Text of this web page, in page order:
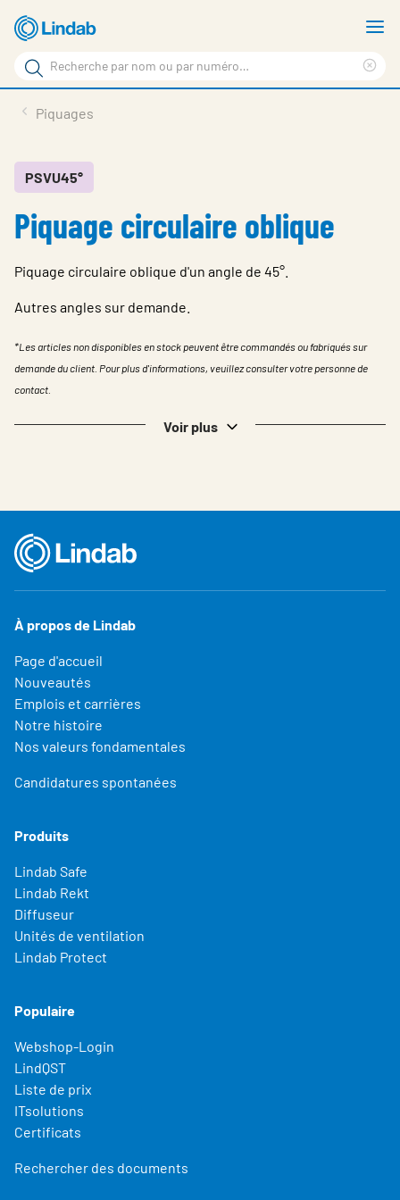
Aller
au
contenu
principal
Rechercher
Rechercher
sur
site
En vedette
À propos de Lindab
Choisir la langue
Switzerland - French
Piquages
PSVU45°
Piquage circulaire oblique
Piquage circulaire oblique d'un angle de 45°.
Autres angles sur demande.
*Les articles non disponibles en stock peuvent être commandés ou fabriqués sur
demande du client. Pour plus d'informations, veuillez consulter votre personne de
contact.
Voir plus
À propos de Lindab
Page d'accueil
Nouveautés
Emplois et carrières
Notre histoire
Nos valeurs fondamentales
Candidatures spontanées
Produits
Lindab Safe
Lindab Rekt
Diffuseur
Unités de ventilation
Lindab Protect
Populaire
Webshop-Login
LindQST
Liste de prix
ITsolutions
Certificats
Rechercher des documents